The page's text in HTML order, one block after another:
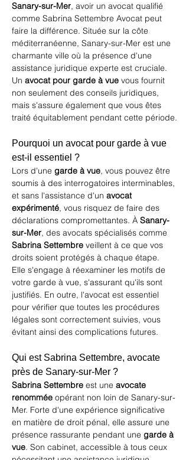
Sanary-sur-Mer, avoir un avocat qualifié
comme Sabrina Settembre Avocat peut
faire la différence. Située sur la côte
méditerranéenne, Sanary-sur-Mer est une
charmante ville où la présence d'une
assistance juridique experte est cruciale.
Un avocat pour garde à vue vous fournit
non seulement des conseils juridiques,
mais s'assure également que vous êtes
traité équitablement pendant cette période.
Pourquoi un avocat pour garde à vue
est-il essentiel ?
Lors d'une garde à vue, vous pouvez être
soumis à des interrogatoires interminables,
et sans l'assistance d'un avocat
expérimenté, vous risquez de faire des
déclarations compromettantes. À Sanary-
sur-Mer, des avocats spécialisés comme
Sabrina Settembre veillent à ce que vos
droits soient protégés à chaque étape.
Elle s'engage à réexaminer les motifs de
votre garde à vue, s'assurant qu'ils sont
justifiés. En outre, l'avocat est essentiel
pour vérifier que toutes les procédures
légales sont correctement suivies, vous
évitant ainsi des complications futures.
Qui est Sabrina Settembre, avocate
près de Sanary-sur-Mer ?
Sabrina Settembre est une avocate
renommée opérant non loin de Sanary-sur-
Mer. Forte d'une expérience significative
en matière de droit pénal, elle assure une
présence rassurante pendant une garde à
vue. Son cabinet, accessible à tous ceux